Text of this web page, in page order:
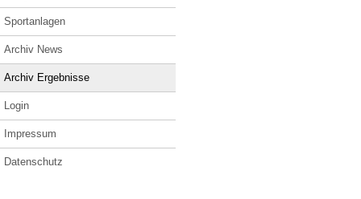
Sportanlagen
Archiv News
Archiv Ergebnisse
Login
Impressum
Datenschutz